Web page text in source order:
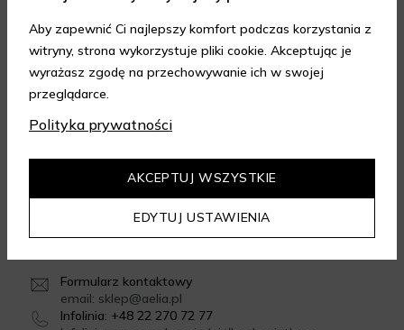
Formularz kontaktowy
email: sklep@aelia.pl
Infolinia: +48 22 270 72 77
FORMY DOSTAWY
5.00
Aby zapewnić Ci najlepszy komfort podczas korzystania z
witryny, strona wykorzystuje pliki cookie. Akceptując je
wyrażasz zgodę na przechowywanie ich w swojej
przeglądarce.
Polityka prywatności
EDYTUJ USTAWIENIA
AKCEPTUJ WSZYSTKIE